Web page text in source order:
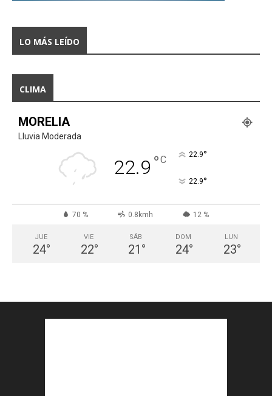
LO MÁS LEÍDO
CLIMA
MORELIA
Lluvia Moderada
22.9 °C 22.9°
22.9°
70 % 0.8kmh 12 %
JUE
24°
VIE
22°
SÁB
21 °
DOM
24°
LUN
23°